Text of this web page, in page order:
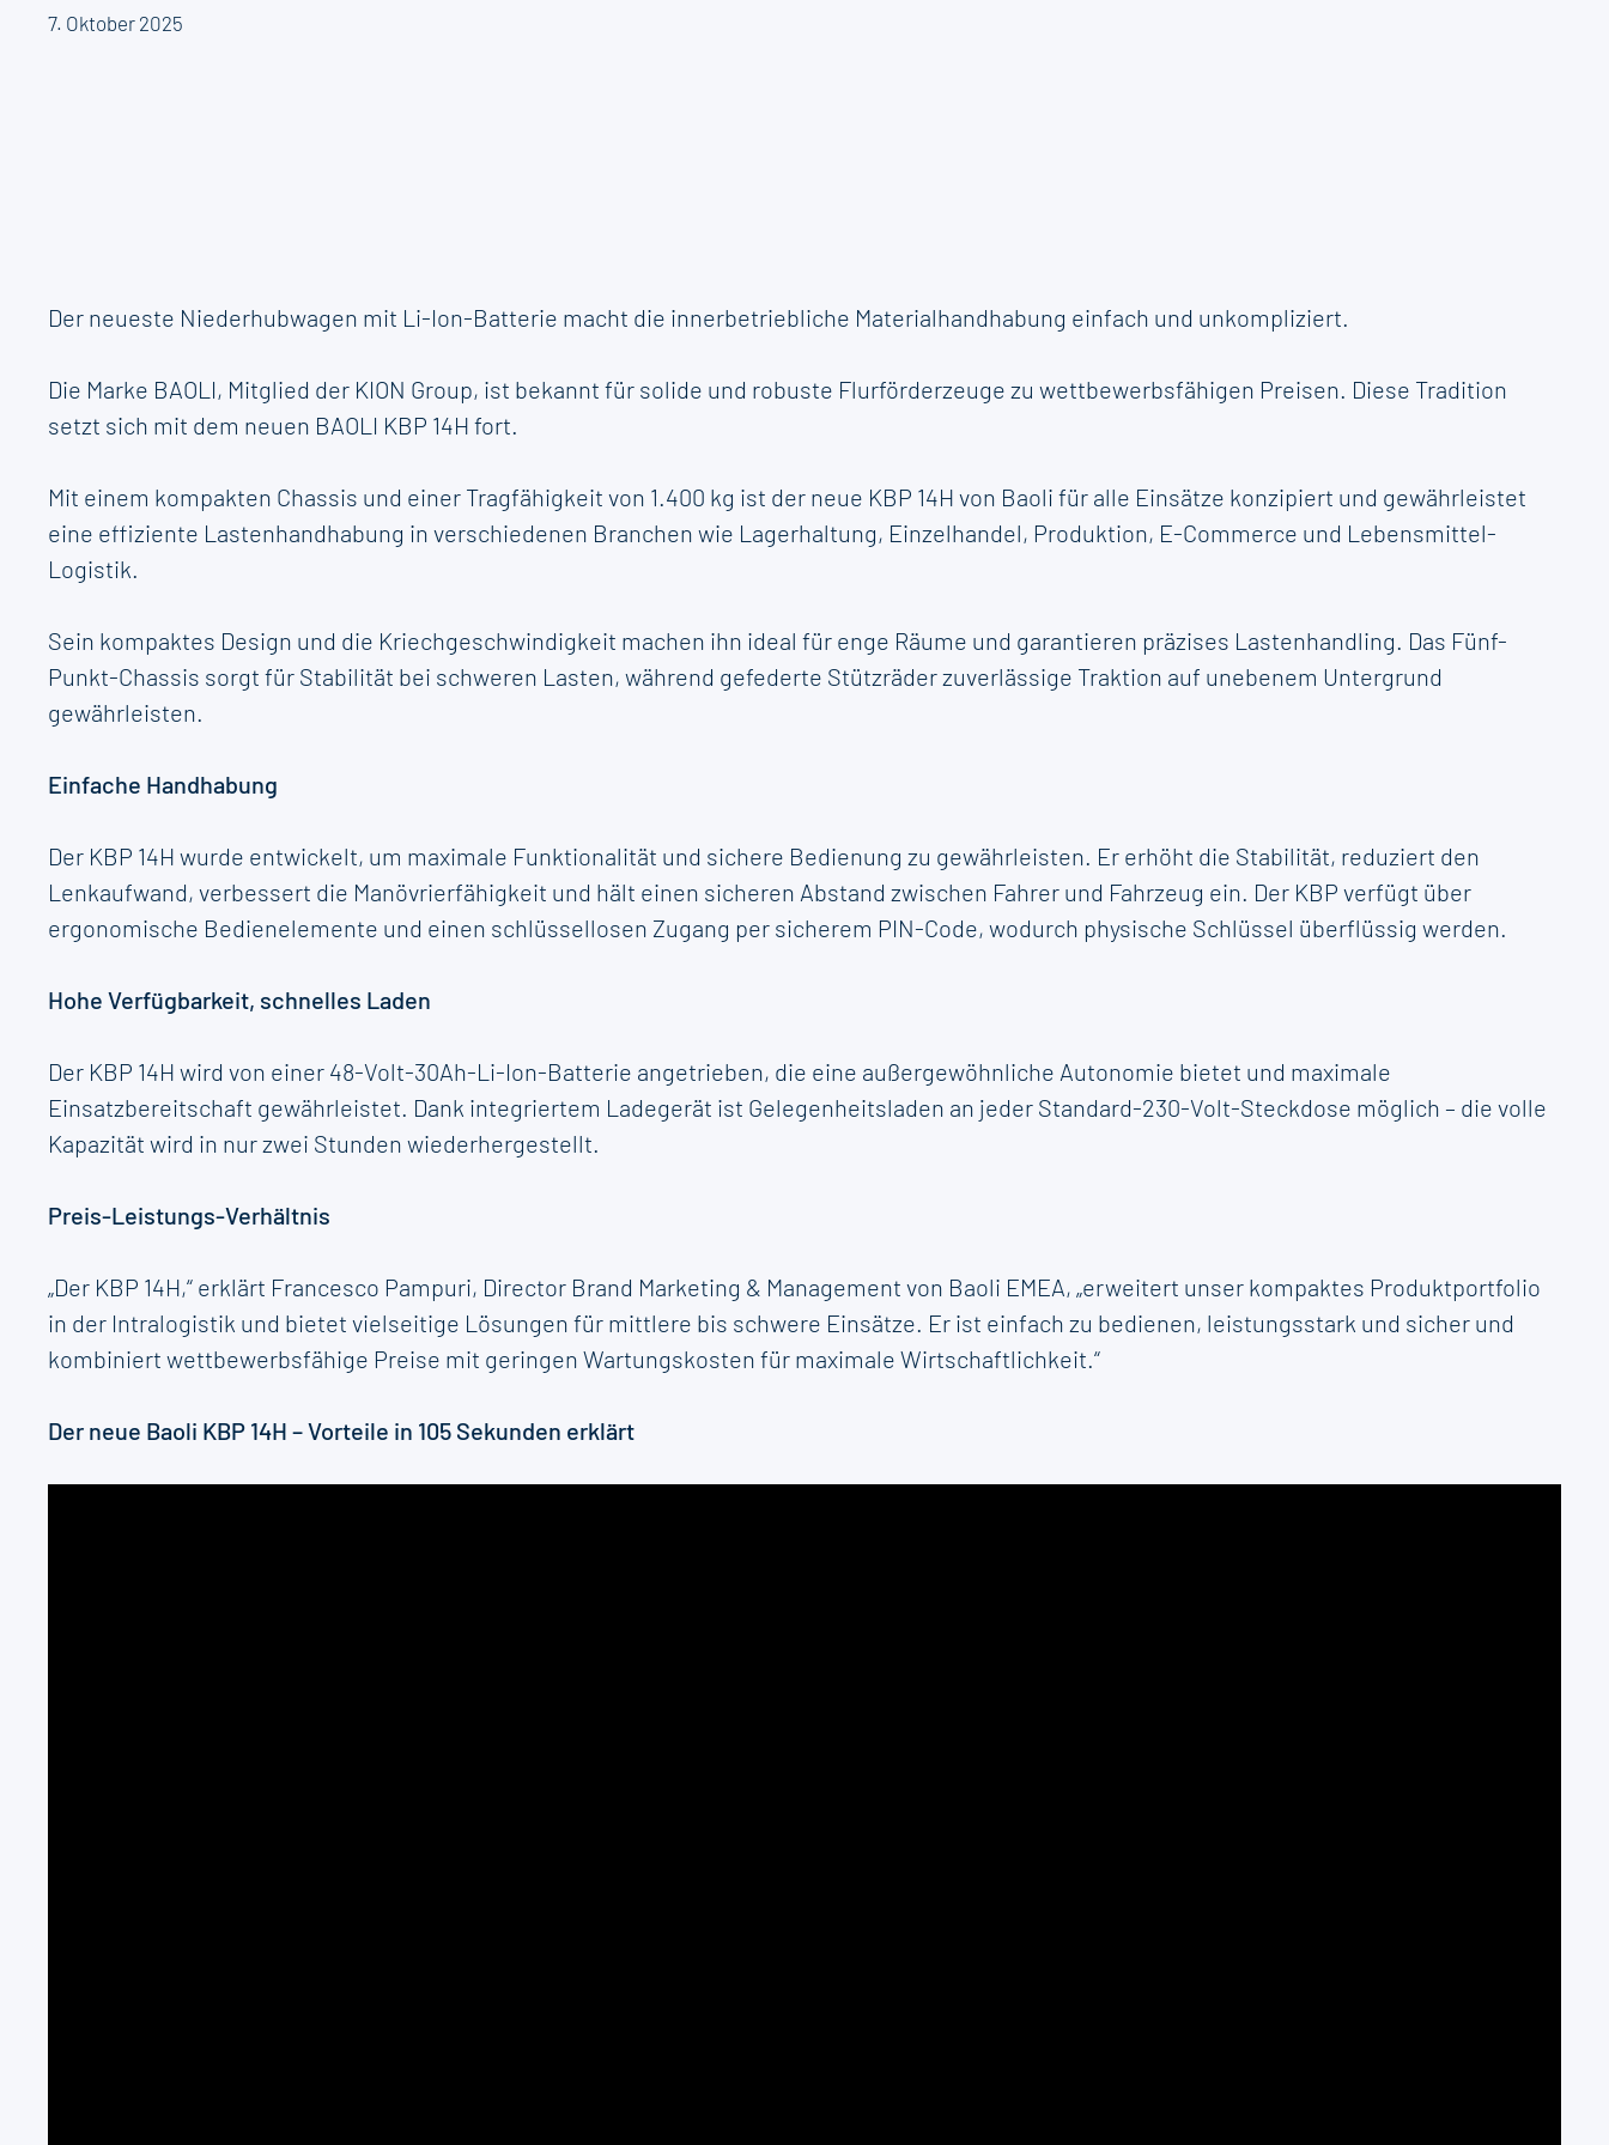
7. Oktober 2025
Der neueste Niederhubwagen mit Li-Ion-Batterie macht die innerbetriebliche Materialhandhabung einfach und unkompliziert.
Die Marke BAOLI, Mitglied der KION Group, ist bekannt für solide und robuste Flurförderzeuge zu wettbewerbsfähigen Preisen. Diese Tradition
setzt sich mit dem neuen BAOLI KBP 14H fort.
Mit einem kompakten Chassis und einer Tragfähigkeit von 1.400 kg ist der neue KBP 14H von Baoli für alle Einsätze konzipiert und gewährleistet
eine effiziente Lastenhandhabung in verschiedenen Branchen wie Lagerhaltung, Einzelhandel, Produktion, E-Commerce und Lebensmittel-
Logistik.
Sein kompaktes Design und die Kriechgeschwindigkeit machen ihn ideal für enge Räume und garantieren präzises Lastenhandling. Das Fünf-
Punkt-Chassis sorgt für Stabilität bei schweren Lasten, während gefederte Stützräder zuverlässige Traktion auf unebenem Untergrund
gewährleisten.
Einfache Handhabung
Der KBP 14H wurde entwickelt, um maximale Funktionalität und sichere Bedienung zu gewährleisten. Er erhöht die Stabilität, reduziert den
Lenkaufwand, verbessert die Manövrierfähigkeit und hält einen sicheren Abstand zwischen Fahrer und Fahrzeug ein. Der KBP verfügt über
ergonomische Bedienelemente und einen schlüssellosen Zugang per sicherem PIN-Code, wodurch physische Schlüssel überflüssig werden.
Hohe Verfügbarkeit, schnelles Laden
Der KBP 14H wird von einer 48-Volt-30Ah-Li-Ion-Batterie angetrieben, die eine außergewöhnliche Autonomie bietet und maximale
Einsatzbereitschaft gewährleistet. Dank integriertem Ladegerät ist Gelegenheitsladen an jeder Standard-230-Volt-Steckdose möglich – die volle
Kapazität wird in nur zwei Stunden wiederhergestellt.
Preis-Leistungs-Verhältnis
„Der KBP 14H,“ erklärt Francesco Pampuri, Director Brand Marketing & Management von Baoli EMEA, „erweitert unser kompaktes Produktportfolio
in der Intralogistik und bietet vielseitige Lösungen für mittlere bis schwere Einsätze. Er ist einfach zu bedienen, leistungsstark und sicher und
kombiniert wettbewerbsfähige Preise mit geringen Wartungskosten für maximale Wirtschaftlichkeit.“
Der neue Baoli KBP 14H – Vorteile in 105 Sekunden erklärt